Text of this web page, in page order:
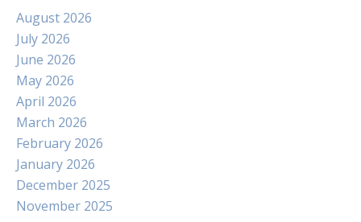
August 2026
July 2026
June 2026
May 2026
April 2026
March 2026
February 2026
January 2026
December 2025
November 2025